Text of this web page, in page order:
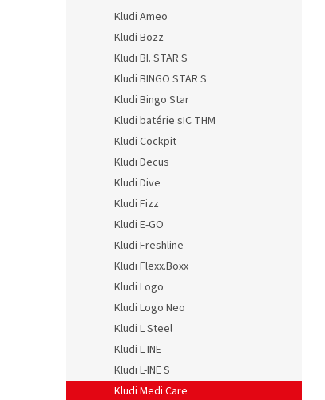
Kludi Ameo
Kludi Bozz
Kludi BI. STAR S
Kludi BINGO STAR S
Kludi Bingo Star
Kludi batérie sIC THM
Kludi Cockpit
Kludi Decus
Kludi Dive
Kludi Fizz
Kludi E-GO
Kludi Freshline
Kludi Flexx.Boxx
Kludi Logo
Kludi Logo Neo
Kludi L Steel
Kludi L-INE
Kludi L-INE S
Kludi Medi Care